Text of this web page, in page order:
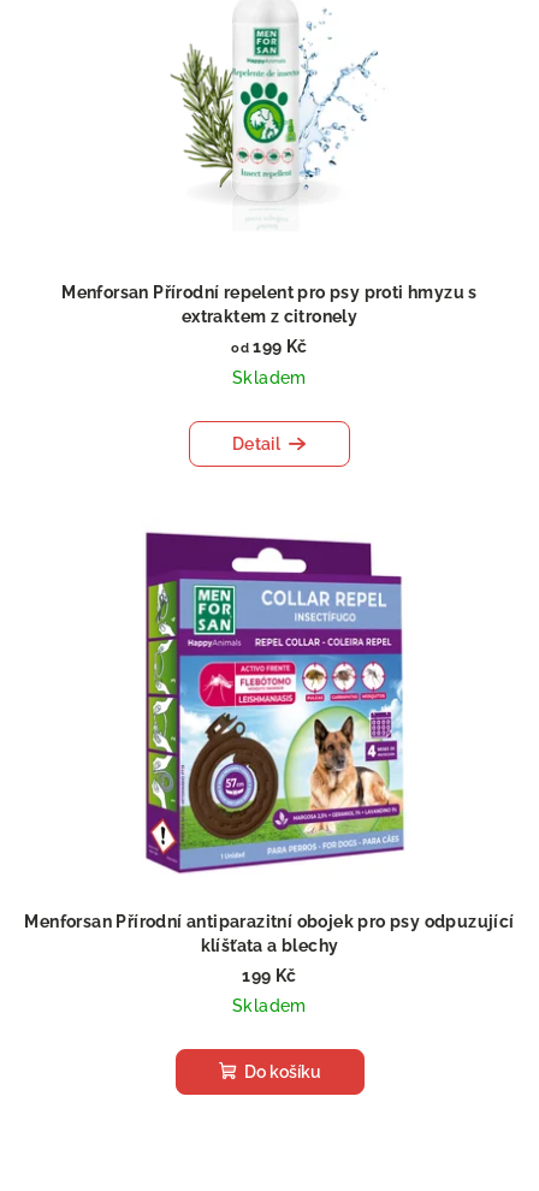
Menforsan Přírodní repelent pro psy proti hmyzu s
extraktem z citronely
od 199 Kč
Skladem
Detail
Menforsan Přírodní antiparazitní obojek pro psy odpuzující
klíšťata a blechy
199 Kč
Skladem
Do košíku